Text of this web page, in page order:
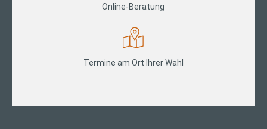
Online-Beratung
Termine am Ort Ihrer Wahl